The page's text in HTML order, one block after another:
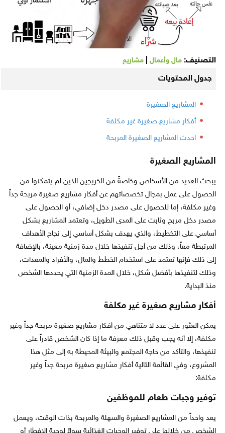
التصنيف: مال وأعمال| مشاريع
جدول المحتويات
المشاريع الصغيرة
أفكار مشاريع صغيرة غير مكلفة
احدث المشاريع الصغيرة المربحة
المشاريع الصغيرة
يبحث العديد من الأشخاص وخاصةً من الخريجين الذين لم يتمكنوا من
الحصول على عمل بمجال تخصصاتهم عن أفكار مشاريع صغيرة مربحة جداً
وغير مكلفة، إما للحصول على مصدر دخل إضافي، أو الحصول على
مصدر دخل مربح وثابت على المدى الطويل، وتعتمد المشاريع بشكل
أساسي على التخطيط، والذي يهدف بشكل أساسي إلى نجاح الأهداف
المرتبطة معاً، وذلك من أجل تنفيذها خلال مدة زمنية معينة، بالإضافة
إلى ذلك فإنها تعتمد على استخدام الخطط والمال، والأفراد والمعدات،
وذلك لتنفيذها بأفضل شكل، خلال المدة الزمنية التي يحددها الشخص
منذ البداية.
أفكار مشاريع صغيرة غير مكلفة
يمكن العثور على عدد لا متناهي من أفكار مشاريع صغيرة مربحة جداً وغير
مكلفة، إلا أنه يجب وقبل ذلك معرفة ما إذا كان الشخص قادراً على
تنفيذها، والتأكد من حاجة المجتمع والبيئة المحيطة به إلى مثل هذا
المشروع، وفي القائمة التالية أفكار مشاريع صغيرة مربحة جداً وغير
مكلفة:
توفير وجبات طعام للموظفين
يعد واحداً من المشاريع الصغيرة والسهلة والمربحة بذات الوقت، ويعمل
الشخص من خلالها على توفير الوجبات الغذائية سواءً لوجبة الإفطار أو